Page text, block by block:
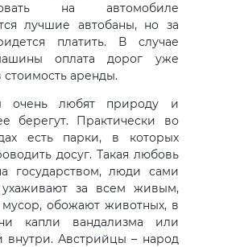
на автомобиле
лучшие автобаны, но за
платить. В случае
оплата дорог уже
стоимость аренды.
очень любят природу и
берегут. Практически во
есть парки, в которых
досуг. Такая любовь
государством, люди сами
ухаживают за всем живым,
обожают животных, в
капли вандализма или
внутри. Австрийцы – народ